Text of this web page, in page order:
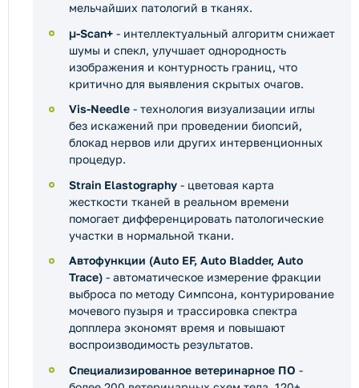
мельчайших патологий в тканях.
μ-Scan+ - интеллектуальный алгоритм снижает
шумы и спекл, улучшает однородность
изображения и контурность границ, что
критично для выявления скрытых очагов.
Vis-Needle - технология визуализации иглы
без искажений при проведении биопсий,
блокад нервов или других интервенционных
процедур.
Strain Elastography - цветовая карта
жесткости тканей в реальном времени
помогает дифференцировать патологические
участки в нормальной ткани.
Автофункции (Auto EF, Auto Bladder, Auto
Trace) - автоматическое измерение фракции
выброса по методу Симпсона, контурирование
мочевого пузыря и трассировка спектра
допплера экономят время и повышают
воспроизводимость результатов.
Специализированное ветеринарное ПО -